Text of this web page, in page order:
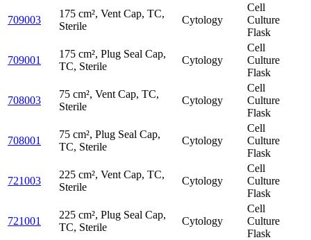
709003
175 cm², Vent Cap, TC,
Sterile
Cytology
Cell
Culture
Flask
709001
175 cm², Plug Seal Cap,
TC, Sterile
Cytology
Cell
Culture
Flask
708003
75 cm², Vent Cap, TC,
Sterile
Cytology
Cell
Culture
Flask
708001
75 cm², Plug Seal Cap,
TC, Sterile
Cytology
Cell
Culture
Flask
721003
225 cm², Vent Cap, TC,
Sterile
Cytology
Cell
Culture
Flask
721001
225 cm², Plug Seal Cap,
TC, Sterile
Cytology
Cell
Culture
Flask